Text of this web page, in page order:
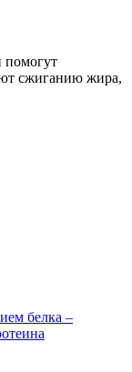
помогут
сжиганию жира,
белка –